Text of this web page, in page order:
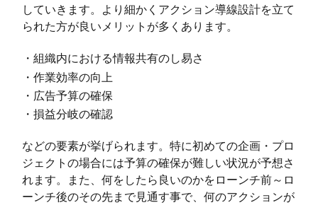
していきます。より細かくアクション導線設計を立て
られた方が良いメリットが多くあります。
・組織内における情報共有のし易さ
・作業効率の向上
・広告予算の確保
・損益分岐の確認
などの要素が挙げられます。特に初めての企画・プロ
ジェクトの場合には予算の確保が難しい状況が予想さ
れます。また、何をしたら良いのかをローンチ前～ロ
ーンチ後のその先まで見通す事で、何のアクションが